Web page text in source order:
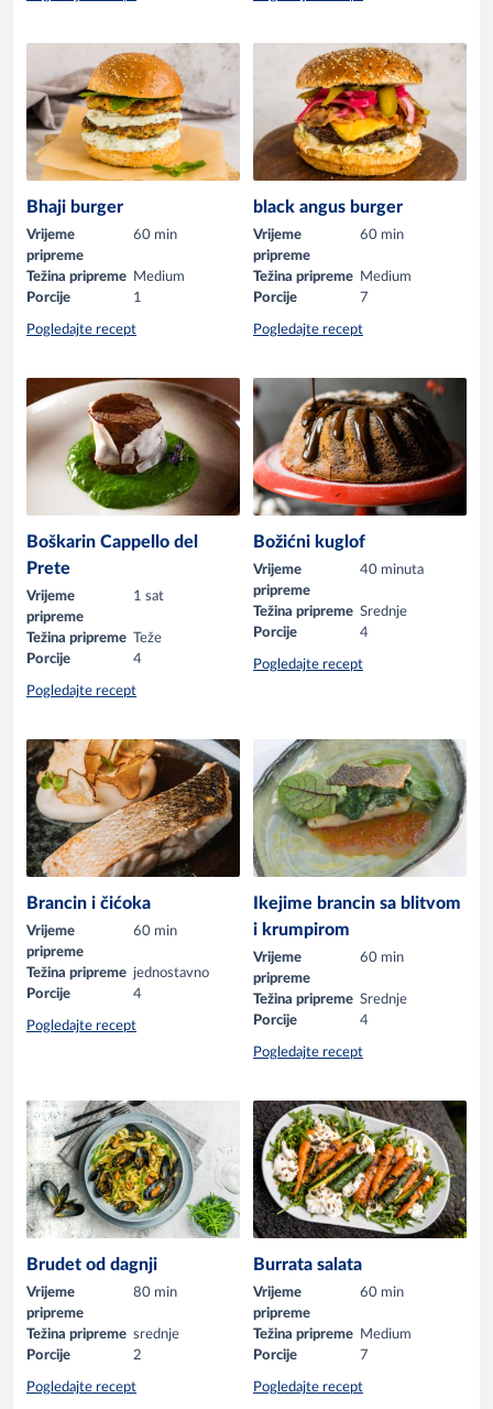
Bhaji burger
Vrijeme
pripreme
60 min
Težina pripreme
Medium
Porcije
1
Pogledajte recept
black angus burger
Vrijeme
pripreme
60 min
Težina pripreme
Medium
Porcije
7
Pogledajte recept
Boškarin Cappello del
Prete
Vrijeme
pripreme
1 sat
Težina pripreme Teže
Porcije
4
Pogledajte recept
Božićni kuglof
Vrijeme
pripreme
40 minuta
Težina pripreme Srednje
Porcije
4
Pogledajte recept
Brancin i čićoka
Vrijeme
pripreme
60 min
Težina pripreme jednostavno
Porcije
4
Pogledajte recept
Ikejime brancin sa blitvom
i krumpirom
Vrijeme
pripreme
60 min
Težina pripreme Srednje
Porcije
4
Pogledajte recept
Brudet od dagnji
Vrijeme
pripreme
80 min
Težina pripreme srednje
Porcije
2
Pogledajte recept
Burrata salata
Vrijeme
pripreme
60 min
Težina pripreme
Medium
Porcije
7
Pogledajte recept